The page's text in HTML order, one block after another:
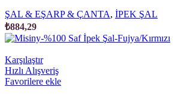
ŞAL & EŞARP & ÇANTA, İPEK ŞAL
₺884,29
Karşılaştır
Hızlı Alışveriş
Favorilere ekle